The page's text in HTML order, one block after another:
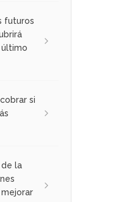
futuros
si
la